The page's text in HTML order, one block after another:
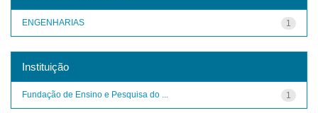
1
ENGENHARIAS
Instituição
1
Fundação de Ensino e Pesquisa do ...